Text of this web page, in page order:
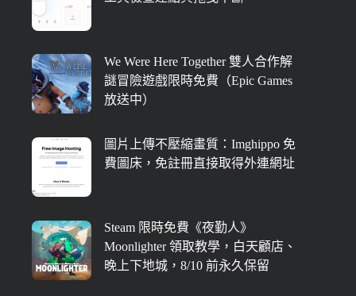
We Were Here Together 雙人合作解
謎冒險遊戲限時免費（Epic Games
放送中）
圖片上傳不壓縮畫質：Imghippo 免
費圖床，免註冊直接取得外連網址
Steam 限時免費《夜勤人》
Moonlighter 領取教學，白天顧店、
晚上下地城，8/10 前永久保留